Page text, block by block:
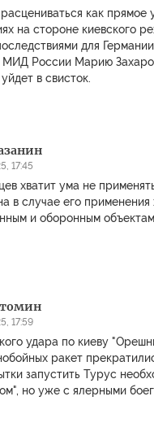
как прямое
на стороне киевского
для
МИД России Марию
в свисток.
17:45
хватит ума не
в случае его
и оборонным
17:59
удара по киеву
ракет
запустить Турус
но уже с ялерными